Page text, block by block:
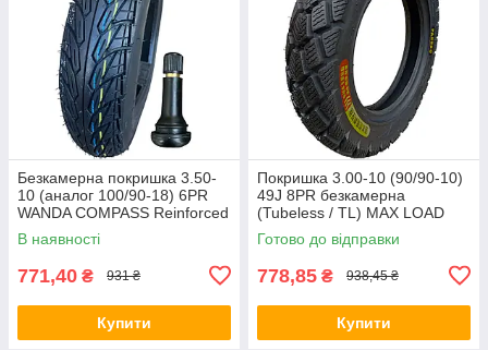
Безкамерна покришка 3.50-
10 (аналог 100/90-18) 6PR
WANDA COMPASS Reinforced
(посилена) з вентелем
TR414
В наявності
771,40 ₴ 931 ₴
Купити
Покришка 3.00-10 (90/90-10)
49J 8PR безкамерна
(Tubeless / TL) MAX LOAD
195кг
Готово до відправки
778,85 ₴ 938,45 ₴
Купити